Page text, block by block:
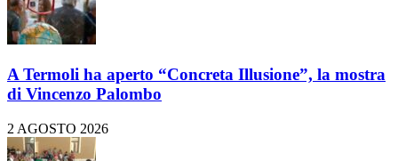
A Termoli ha aperto “Concreta Illusione”, la mostra
di Vincenzo Palombo
2 AGOSTO 2026